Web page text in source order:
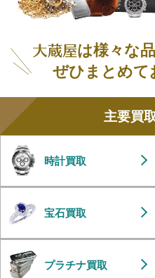
は様々な
ぜひまとめて
主要買
時計買取
宝石買取
プラチナ買取